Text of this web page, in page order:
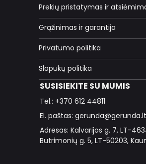
Prekių pristatymas ir
Grąžinimas ir garantija
Privatumo politika
Slapukų politika
SUSISIEKITE SU MUMIS
Tel.: +370 612 44811
El. paštas: gerunda@gerunda.lt
Adresas: Kalvarijos g. 7, LT-
Butrimonių g. 5, LT-50203,